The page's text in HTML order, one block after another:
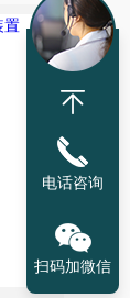
电话咨询
扫码加微信